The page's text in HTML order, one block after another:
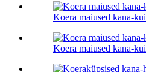
Koera maiused kana-
Koera maiused kana-